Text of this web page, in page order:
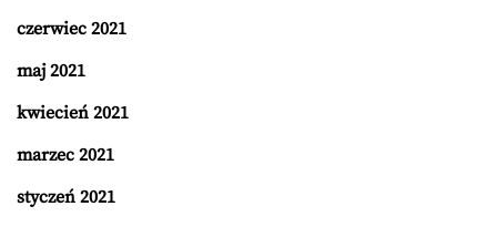
czerwiec 2021
maj 2021
kwiecień 2021
marzec 2021
styczeń 2021